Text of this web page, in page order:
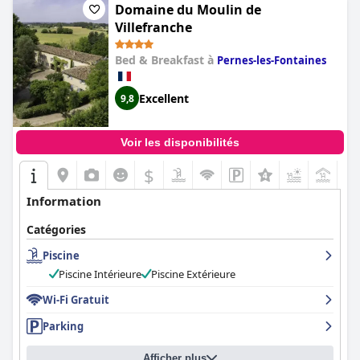
Domaine du Moulin de
Villefranche
Bed & Breakfast à Pernes-les-Fontaines
9,8 Excellent
Voir les disponibilités
$
Information
Catégories
Piscine
Piscine Intérieure
Piscine Extérieure
Wi-Fi Gratuit
Parking